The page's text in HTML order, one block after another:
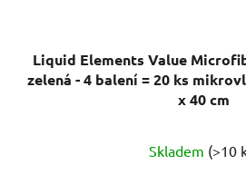
Liquid Elements Value
zelená - 4 balení = 20 ks
x 40 cm
Skladem (>10